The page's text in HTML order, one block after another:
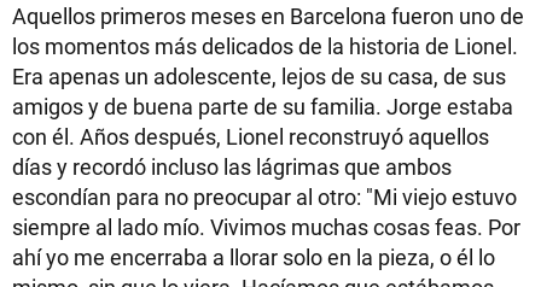
Aquellos primeros meses en Barcelona fueron uno de
los momentos más delicados de la historia de Lionel.
Era apenas un adolescente, lejos de su casa, de sus
amigos y de buena parte de su familia. Jorge estaba
con él. Años después, Lionel reconstruyó aquellos
días y recordó incluso las lágrimas que ambos
escondían para no preocupar al otro: "Mi viejo estuvo
siempre al lado mío. Vivimos muchas cosas feas. Por
ahí yo me encerraba a llorar solo en la pieza, o él lo